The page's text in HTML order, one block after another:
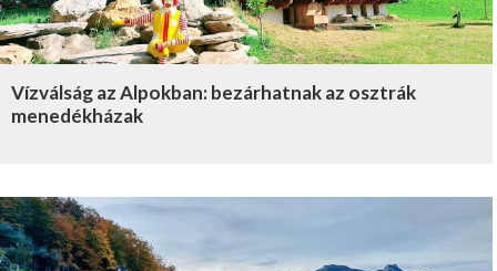
Vízválság az Alpokban: bezárhatnak az osztrák
menedékházak